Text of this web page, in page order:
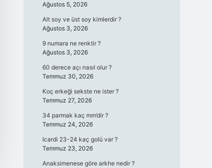
Ağustos 5, 2026
Alt soy ve üst soy kimlerdir ?
Ağustos 3, 2026
9 numara ne renktir ?
Ağustos 3, 2026
60 derece açı nasıl olur ?
Temmuz 30, 2026
Koç erkeği sekste ne ister ?
Temmuz 27, 2026
34 parmak kaç mm’dir ?
Temmuz 24, 2026
Icardi 23-24 kaç golü var ?
Temmuz 23, 2026
Anaksimenese göre arkhe nedir ?